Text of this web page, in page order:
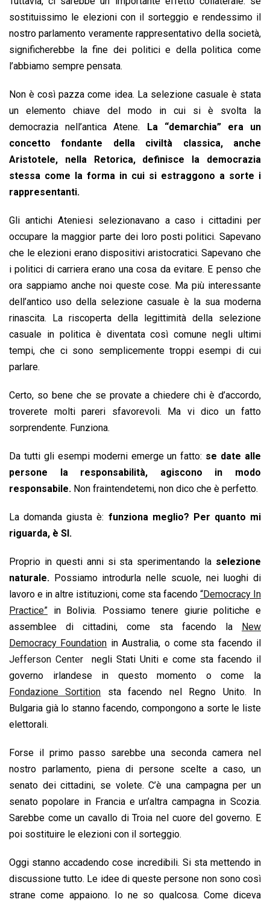
sostituissimo le elezioni con il sorteggio e rendessimo il
nostro parlamento veramente rappresentativo della società,
significherebbe la fine dei politici e della politica come
l’abbiamo sempre pensata.
Non è così pazza come idea. La selezione casuale è stata
un elemento chiave del modo in cui si è svolta la
democrazia nell’antica Atene. La “demarchia” era un
concetto fondante della civiltà classica, anche
Aristotele, nella Retorica, definisce la democrazia
stessa come la forma in cui si estraggono a sorte i
rappresentanti.
Gli antichi Ateniesi selezionavano a caso i cittadini per
occupare la maggior parte dei loro posti politici. Sapevano
che le elezioni erano dispositivi aristocratici. Sapevano che
i politici di carriera erano una cosa da evitare. E penso che
ora sappiamo anche noi queste cose. Ma più interessante
dell’antico uso della selezione casuale è la sua moderna
rinascita. La riscoperta della legittimità della selezione
casuale in politica è diventata così comune negli ultimi
tempi, che ci sono semplicemente troppi esempi di cui
parlare.
Certo, so bene che se provate a chiedere chi è d’accordo,
troverete molti pareri sfavorevoli. Ma vi dico un fatto
sorprendente. Funziona.
Da tutti gli esempi moderni emerge un fatto: se date alle
persone la responsabilità, agiscono in modo
responsabile. Non fraintendetemi, non dico che è perfetto.
La domanda giusta è: funziona meglio? Per quanto mi
riguarda, è SI.
Proprio in questi anni si sta sperimentando la selezione
naturale. Possiamo introdurla nelle scuole, nei luoghi di
lavoro e in altre istituzioni, come sta facendo “Democracy In
Practice” in Bolivia. Possiamo tenere giurie politiche e
assemblee di cittadini, come sta facendo la New
Democracy Foundation in Australia, o come sta facendo il
Jefferson Center negli Stati Uniti e come sta facendo il
governo irlandese in questo momento o come la
Fondazione Sortition sta facendo nel Regno Unito. In
Bulgaria già lo stanno facendo, compongono a sorte le liste
elettorali.
Forse il primo passo sarebbe una seconda camera nel
nostro parlamento, piena di persone scelte a caso, un
senato dei cittadini, se volete. C’è una campagna per un
senato popolare in Francia e un’altra campagna in Scozia.
Sarebbe come un cavallo di Troia nel cuore del governo. E
poi sostituire le elezioni con il sorteggio.
Oggi stanno accadendo cose incredibili. Si sta mettendo in
discussione tutto. Le idee di queste persone non sono così
strane come appaiono. Io ne so qualcosa. Come diceva